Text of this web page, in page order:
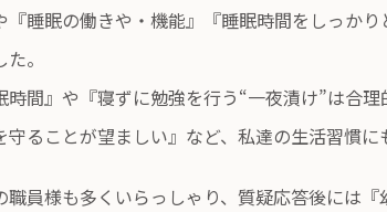
睡眠の働きや・機能』『睡眠時間をしっか
。
間』や『寝ずに勉強を行う“一夜漬け”は合
ることが望ましい』など、私達の生活習慣に
員様も多くいらっしゃり、質疑応答後には